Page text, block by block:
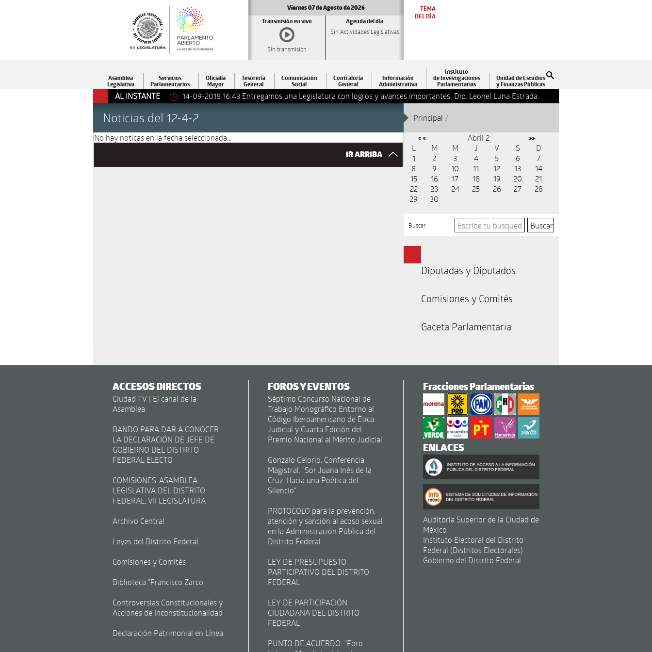
Viernes 07 de Agosto de 2026
Transmisión en vivo
Sin transmisión
Agenda del día
Sin Actividades Legislativas
TEMA
DEL DÍA
Asamblea
Legislativa
Servicios
Parlamentarios
Oficialía
Mayor
Tesorería
General
Comunicación
Social
Contraloría
General
Información
Administrativa
Instituto
de Investigaciones
Parlamentarias
Unidad de Estudios
y Finanzas Públicas
AL INSTANTE 14-09-2018 16:43 Entregamos una Legislatura con logros y avances importantes: Dip. Leonel Luna Estrada.
Noticias del 12-4-2 Principal /
No hay noticas en la fecha seleccionada...
IR ARRIBA
« « Abril 2 »»
L M M J V S
D
1
2 3 4 5 6
7
8
9 10 11 12 13
14
15
16 17 18 19 20
21
22
23 24 25 26 27
28
29
30
Buscar
Diputadas y Diputados
Comisiones y Comités
Gaceta Parlamentaria
ACCESOS DIRECTOS
Ciudad TV | El canal de la
Asamblea
BANDO PARA DAR A CONOCER
LA DECLARACIÓN DE JEFE DE
GOBIERNO DEL DISTRITO
FEDERAL ELECTO
COMISIONES-ASAMBLEA
LEGISLATIVA DEL DISTRITO
FEDERAL, VII LEGISLATURA
Archivo Central
Leyes del Distrito Federal
Comisiones y Comités
Biblioteca "Francisco Zarco"
Controversias Constitucionales y
Acciones de Inconstitucionalidad
Declaración Patrimonial en Línea
FOROS Y EVENTOS
Séptimo Concurso Nacional de
Trabajo Monográfico Entorno al
Código Iberoamericano de Ética
Judicial y Cuarta Edición del
Premio Nacional al Mérito Judicial
Gonzalo Celorio. Conferencia
Magistral. "Sor Juana Inés de la
Cruz. Hacia una Poética del
Silencio"
PROTOCOLO para la prevención,
atención y sanción al acoso sexual
en la Administración Pública del
Distrito Federal.
LEY DE PRESUPUESTO
PARTICIPATIVO DEL DISTRITO
FEDERAL
LEY DE PARTICIPACIÓN
CIUDADANA DEL DISTRITO
FEDERAL
PUNTO DE ACUERDO: "Foro
Fracciones Parlamentarias
ENLACES
Auditoría Superior de la Ciudad de
México
Instituto Electoral del Distrito
Federal (Distritos Electorales)
Gobierno del Distrito Federal